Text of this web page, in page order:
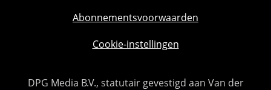
Abonnementsvoorwaarden
Cookie-instellingen
DPG Media B.V., statutair gevestigd aan Van der